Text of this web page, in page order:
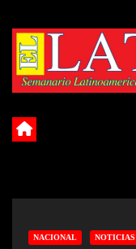
content
NACIONAL NOTICIAS